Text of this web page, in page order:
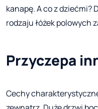
kanapę. A co z dziećmi?
rodzaju łóżek polowych
Przyczepa
Cechy